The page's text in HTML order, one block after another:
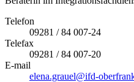
Telefon
09281 / 84 007-24
Telefax
09281 / 84 007-20
E-mail
elena.grauel@ifd-